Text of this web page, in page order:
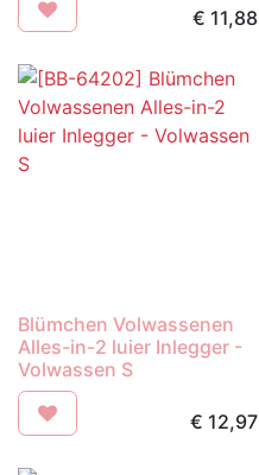
€ 11,88
Blümchen Volwassenen
Alles-in-2 luier Inlegger -
Volwassen S
€ 12,97